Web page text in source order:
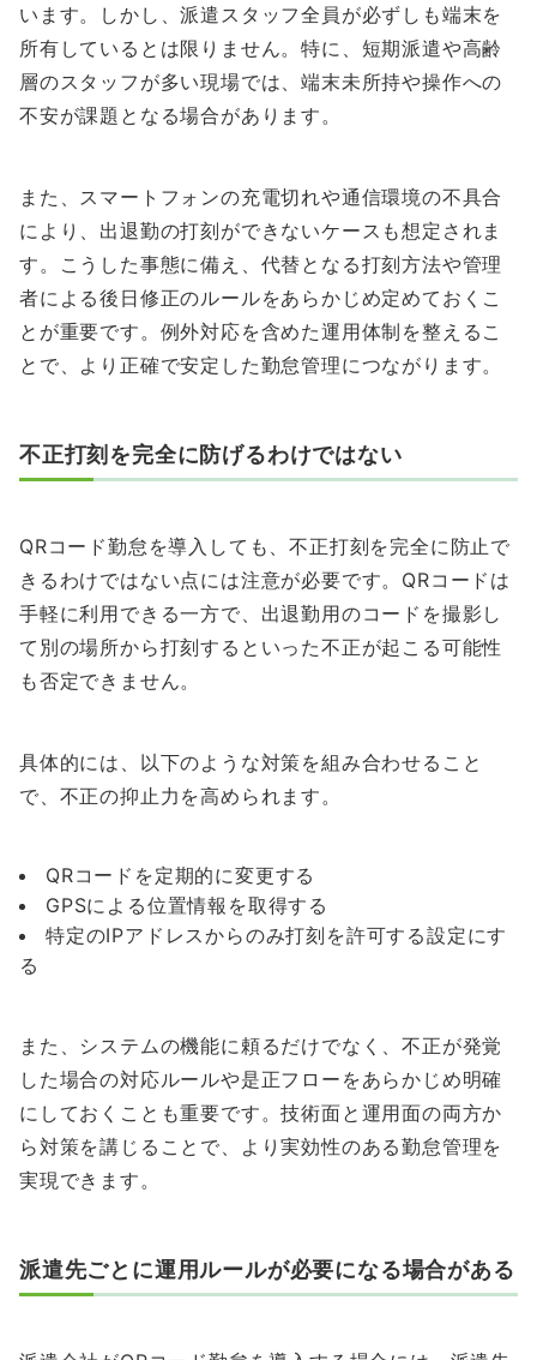
います。しかし、派遣スタッフ全員が必ずしも端末を
所有しているとは限りません。特に、短期派遣や高齢
層のスタッフが多い現場では、端末未所持や操作への
不安が課題となる場合があります。
また、スマートフォンの充電切れや通信環境の不具合
により、出退勤の打刻ができないケースも想定されま
す。こうした事態に備え、代替となる打刻方法や管理
者による後日修正のルールをあらかじめ定めておくこ
とが重要です。例外対応を含めた運用体制を整えるこ
とで、より正確で安定した勤怠管理につながります。
不正打刻を完全に防げるわけではない
QRコード勤怠を導入しても、不正打刻を完全に防止で
きるわけではない点には注意が必要です。QRコードは
手軽に利用できる一方で、出退勤用のコードを撮影し
て別の場所から打刻するといった不正が起こる可能性
も否定できません。
具体的には、以下のような対策を組み合わせること
で、不正の抑止力を高められます。
QRコードを定期的に変更する
GPSによる位置情報を取得する
特定のIPアドレスからのみ打刻を許可する設定にす
る
また、システムの機能に頼るだけでなく、不正が発覚
した場合の対応ルールや是正フローをあらかじめ明確
にしておくことも重要です。技術面と運用面の両方か
ら対策を講じることで、より実効性のある勤怠管理を
実現できます。
派遣先ごとに運用ルールが必要になる場合がある